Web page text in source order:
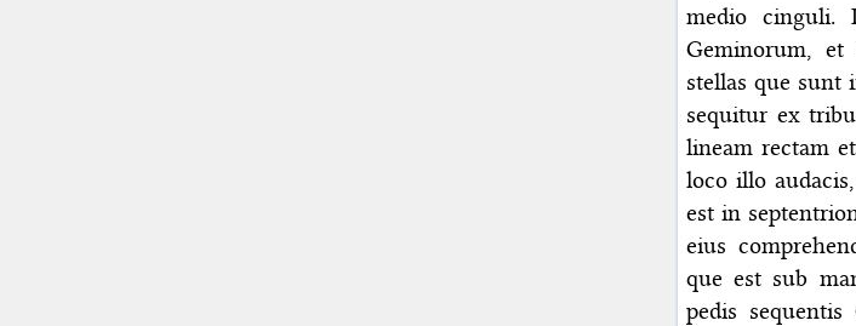
medio cinguli.
Geminorum,
stellas que sunt
sequitur ex
lineam rectam
loco illo
est in
eius
que est sub
pedis